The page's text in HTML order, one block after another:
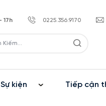
17h 0225.356.9170
kiện Tiếp cận